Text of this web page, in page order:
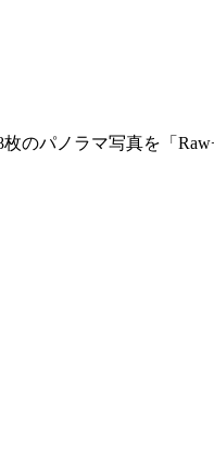
のパノラマ写真を「